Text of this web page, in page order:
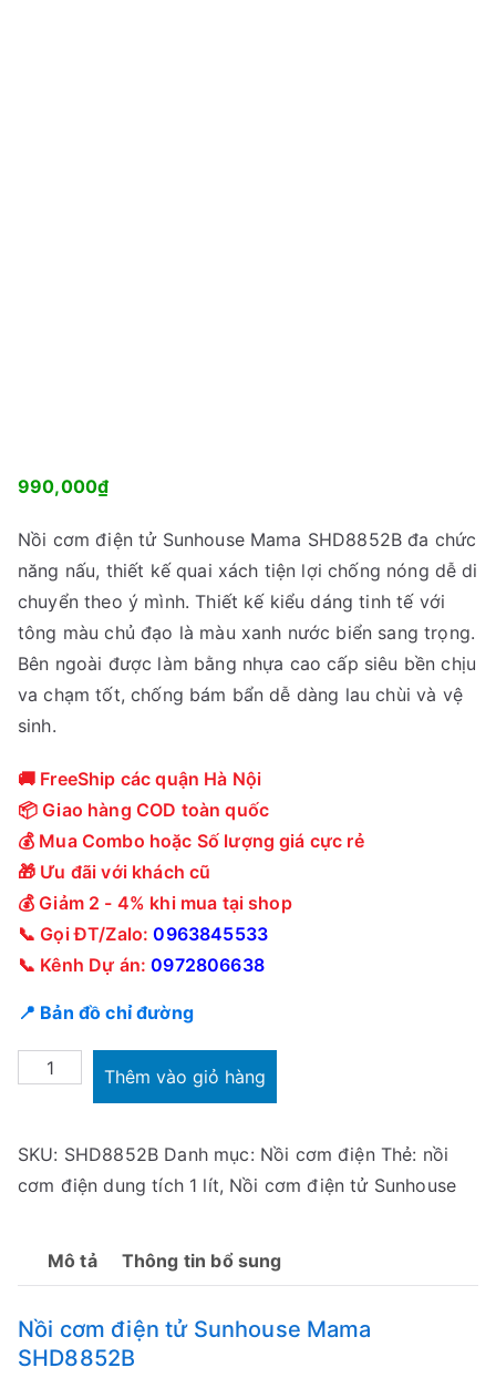
990,000₫
Nồi cơm điện tử Sunhouse Mama SHD8852B đa chức
năng nấu, thiết kế quai xách tiện lợi chống nóng dễ di
chuyển theo ý mình. Thiết kế kiểu dáng tinh tế với
tông màu chủ đạo là màu xanh nước biển sang trọng.
Bên ngoài được làm bằng nhựa cao cấp siêu bền chịu
va chạm tốt, chống bám bẩn dễ dàng lau chùi và vệ
sinh.
🚚 FreeShip các quận Hà Nội
📦 Giao hàng COD toàn quốc
💰 Mua Combo hoặc Số lượng giá cực rẻ
🎁 Ưu đãi với khách cũ
💰 Giảm 2 - 4% khi mua tại shop
📞 Gọi ĐT/Zalo:0963845533
📞 Kênh Dự án:0972806638
📍 Bản đồ chỉ đường
tử
Sunhouse
SHD8852B
1L
số
lượng
Thêm vào giỏ hàng
SKU: SHD8852B Danh mục: Nồi cơm điện Thẻ: nồi
cơm điện dung tích 1 lít, Nồi cơm điện tử Sunhouse
Mô tả Thông tin bổ sung
Nồi cơm điện tử Sunhouse Mama
SHD8852B